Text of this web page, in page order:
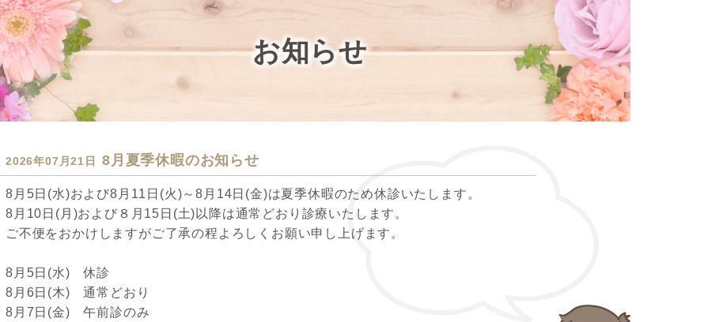
お知らせ
2026年07月21日 8月夏季休暇のお知らせ
8月5日(水)および8月11日(火)～8月14日(金)は夏季休暇のため休診いたします。
8月10日(月)および８月15日(土)以降は通常どおり診療いたします。
ご不便をおかけしますがご了承の程よろしくお願い申し上げます。
8月5日(水) 休診
8月6日(木) 通常どおり
8月7日(金) 午前診のみ